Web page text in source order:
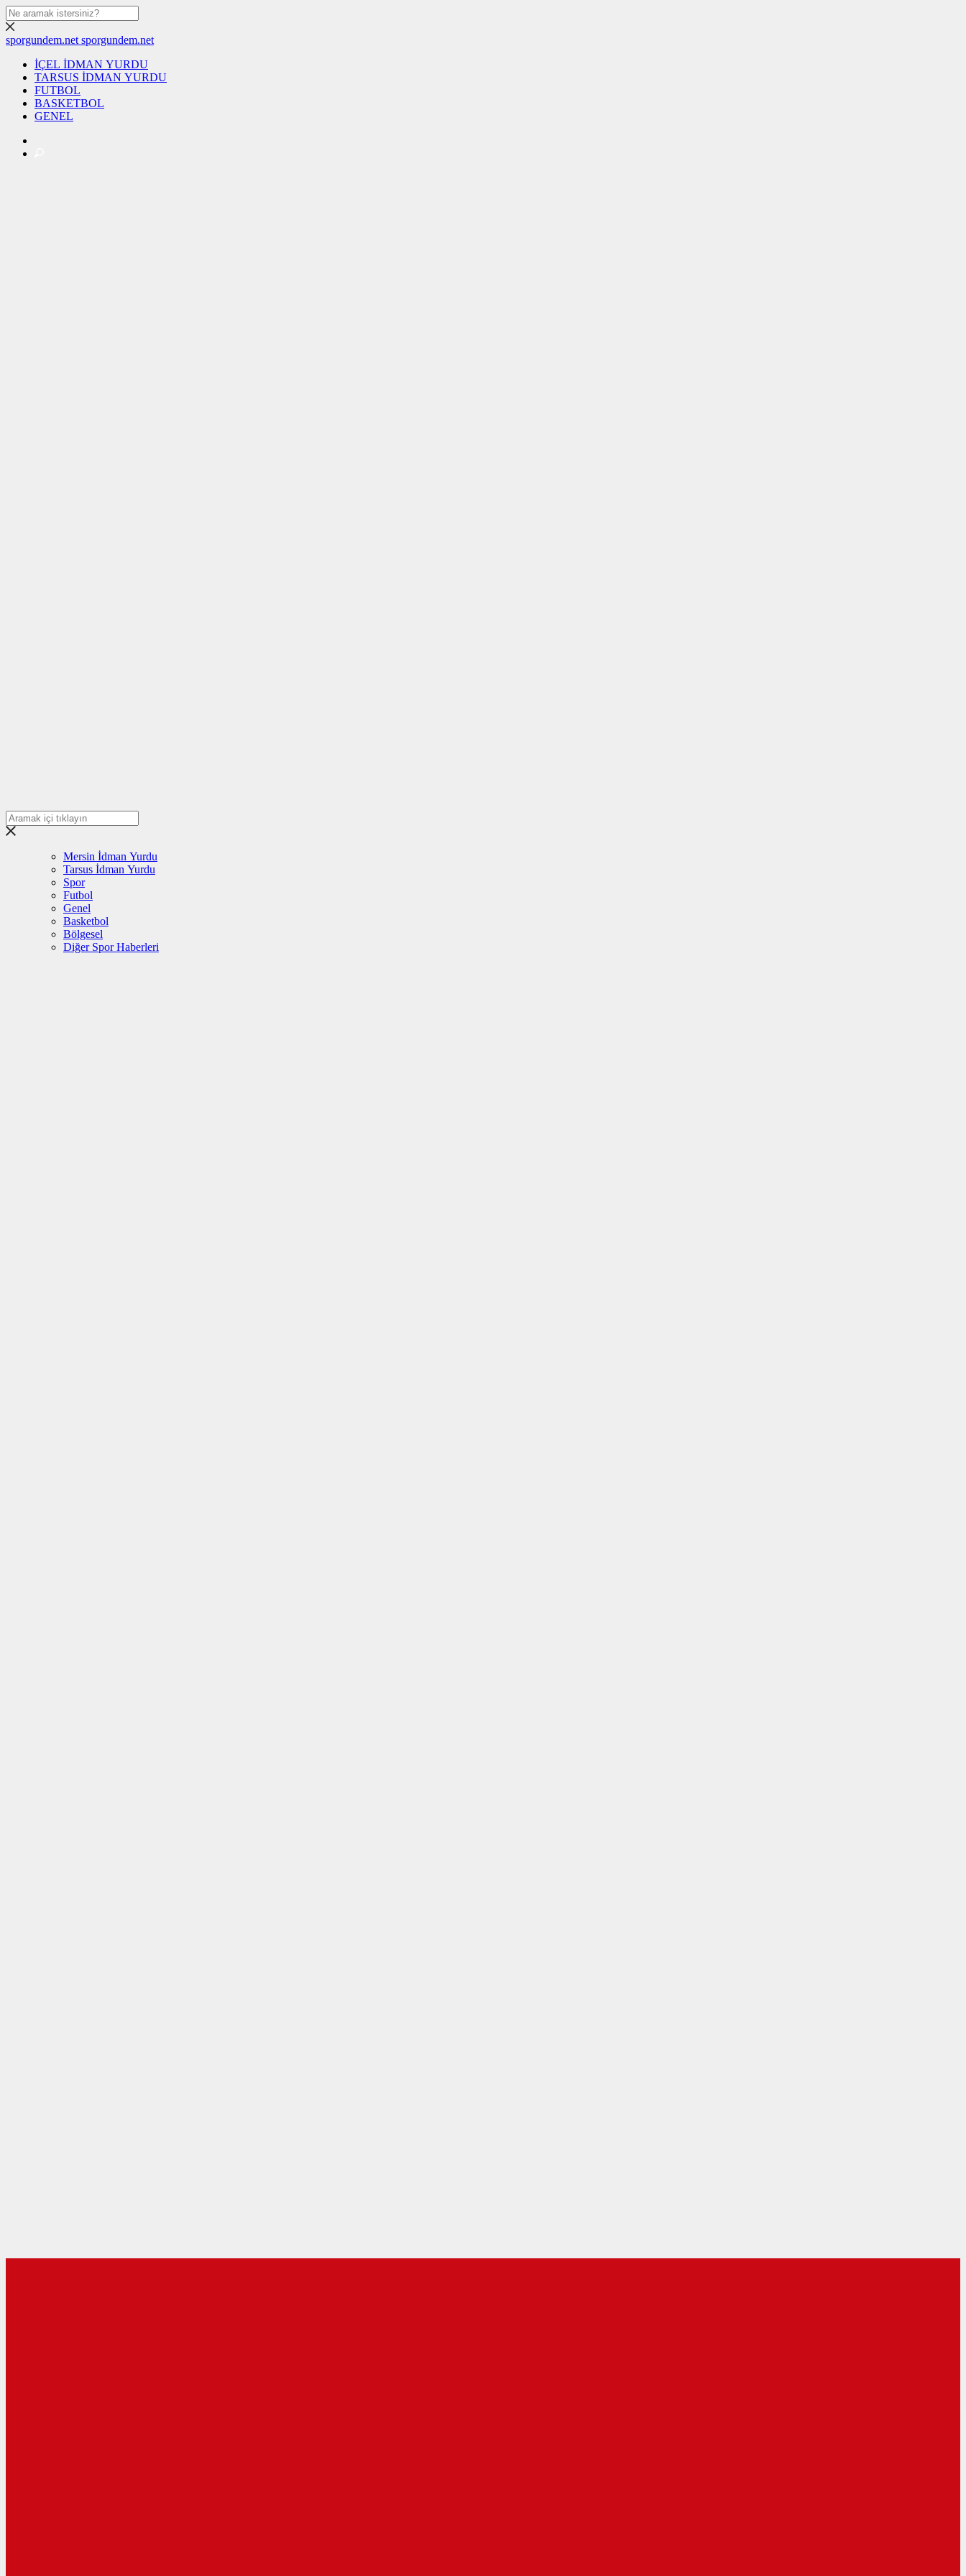
sporgundem.net sporgundem.net
İÇEL İDMAN YURDU
TARSUS İDMAN YURDU
FUTBOL
BASKETBOL
GENEL
Mersin İdman Yurdu
Tarsus İdman Yurdu
Spor
Futbol
Genel
Basketbol
Bölgesel
Diğer Spor Haberleri